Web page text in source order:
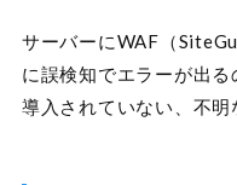
サーバーにWAF（
に誤検知でエラーが出る
導入されていない、不明